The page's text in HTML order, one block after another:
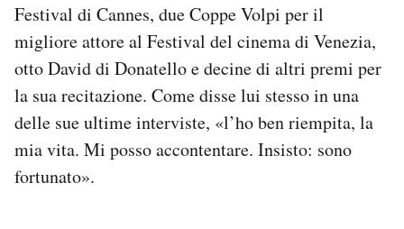
Festival di Cannes, due Coppe Volpi per il
migliore attore al Festival del cinema di Venezia,
otto David di Donatello e decine di altri premi per
la sua recitazione. Come disse lui stesso in una
delle sue ultime interviste, «l’ho ben riempita, la
mia vita. Mi posso accontentare. Insisto: sono
fortunato».